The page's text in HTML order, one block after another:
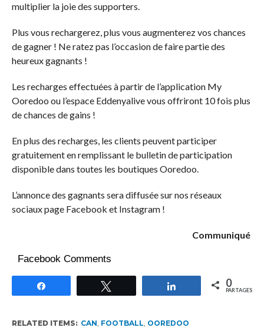
multiplier la joie des supporters.
Plus vous rechargerez, plus vous augmenterez vos chances
de gagner ! Ne ratez pas l’occasion de faire partie des
heureux gagnants !
Les recharges effectuées à partir de l’application My
Ooredoo ou l’espace Eddenyalive vous offriront 10 fois plus
de chances de gains !
En plus des recharges, les clients peuvent participer
gratuitement en remplissant le bulletin de participation
disponible dans toutes les boutiques Ooredoo.
L’annonce des gagnants sera diffusée sur nos réseaux
sociaux page Facebook et Instagram !
Communiqué
Facebook Comments
Partagez 0
PARTAGES
RELATED ITEMS: CAN, FOOTBALL, OOREDOO